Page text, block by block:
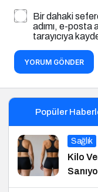
Bir dahaki
adımı, e-posta
tarayıcıya
YORUM GÖNDER
Popüler
Sağlık
Kilo